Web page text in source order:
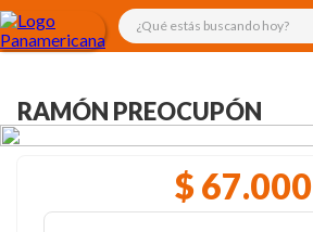
¿Qué estás buscando hoy?
RAMÓN PREOCUPÓN
$ 67.000